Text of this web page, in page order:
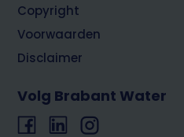
Copyright
Voorwaarden
Disclaimer
Volg Brabant Water
FacebookLinkedInInstagram